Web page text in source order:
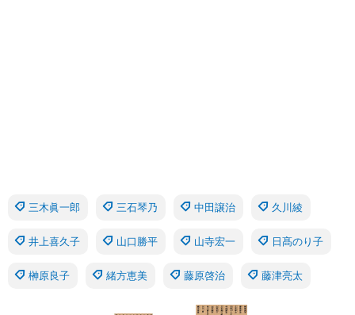
三木眞一郎 三石琴乃 中田譲治 久川綾
井上喜久子 山口勝平 山寺宏一 日髙のり子
榊原良子 緒方恵美 藤原啓治 藤津亮太